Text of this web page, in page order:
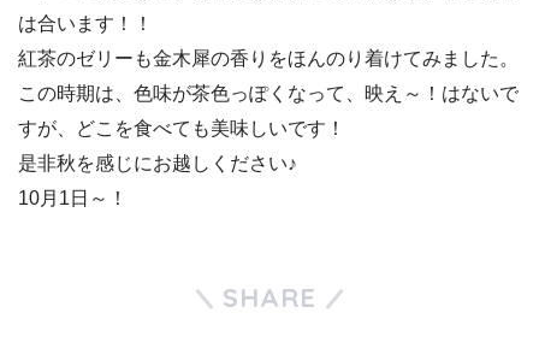
は合います！！
紅茶のゼリーも金木犀の香りをほんのり着けてみました。
この時期は、色味が茶色っぽくなって、映え～！はないで
すが、どこを食べても美味しいです！
是非秋を感じにお越しください♪
10月1日～！
SHARE